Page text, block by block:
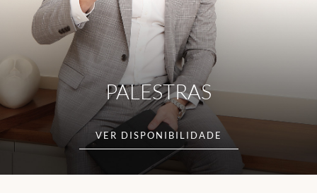
PALESTRAS
VER DISPONIBILIDADE